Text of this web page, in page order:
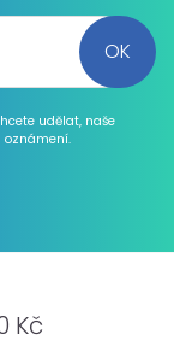
udělat, naše
Kč